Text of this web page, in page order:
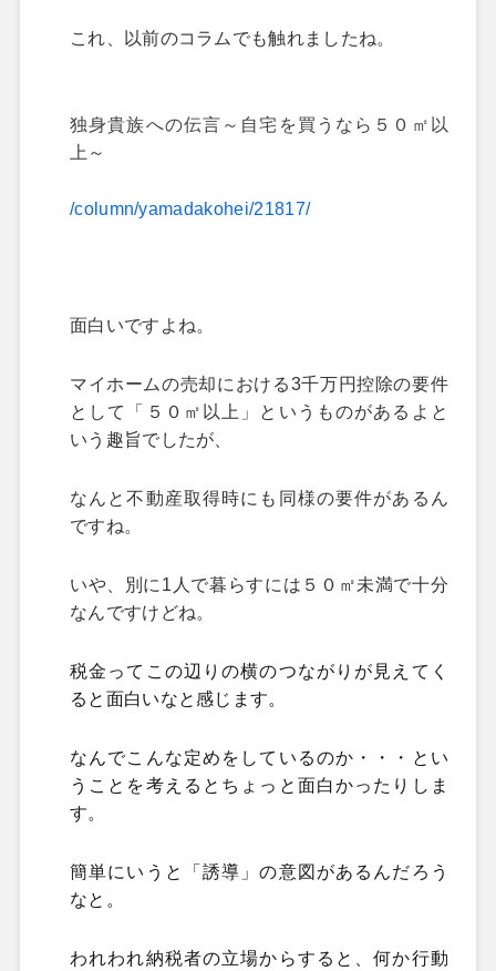
これ、以前のコラムでも触れましたね。
独身貴族への伝言～自宅を買うなら５０㎡以
上～
/column/yamadakohei/21817/
面白いですよね。
マイホームの売却における3千万円控除の要件
として「５０㎡以上」というものがあるよと
いう趣旨でしたが、
なんと不動産取得時にも同様の要件があるん
ですね。
いや、別に1人で暮らすには５０㎡未満で十分
なんですけどね。
税金ってこの辺りの横のつながりが見えてく
ると面白いなと感じます。
なんでこんな定めをしているのか・・・とい
うことを考えるとちょっと面白かったりしま
す。
簡単にいうと「誘導」の意図があるんだろう
なと。
われわれ納税者の立場からすると、何か行動